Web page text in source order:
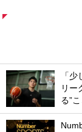
「
リー
る”